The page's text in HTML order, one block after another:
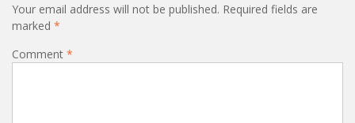
Your email address will not be published. Required fields are
marked *
Comment *